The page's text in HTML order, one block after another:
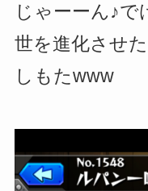
じゃーーん♪で
世を進化させ
しもたwww